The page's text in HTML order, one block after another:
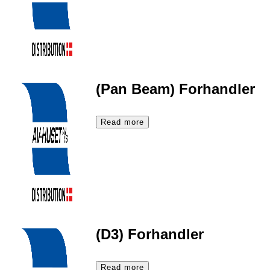
(Pan Beam) Forhandler
Read more
(D3) Forhandler
Read more